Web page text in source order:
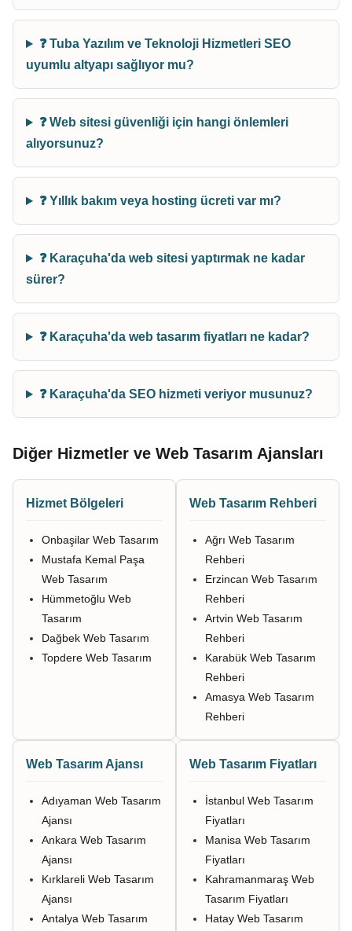
❓ Tuba Yazılım ve Teknoloji Hizmetleri SEO
uyumlu altyapı sağlıyor mu?
❓ Web sitesi güvenliği için hangi önlemleri
alıyorsunuz?
❓ Yıllık bakım veya hosting ücreti var mı?
❓ Karaçuha'da web sitesi yaptırmak ne kadar
sürer?
❓ Karaçuha'da web tasarım fiyatları ne kadar?
❓ Karaçuha'da SEO hizmeti veriyor musunuz?
Diğer Hizmetler ve Web Tasarım Ajansları
Hizmet Bölgeleri
Onbaşilar Web Tasarım
Mustafa Kemal Paşa
Web Tasarım
Hümmetoğlu Web
Tasarım
Dağbek Web Tasarım
Topdere Web Tasarım
Web Tasarım Rehberi
Ağrı Web Tasarım
Rehberi
Erzincan Web Tasarım
Rehberi
Artvin Web Tasarım
Rehberi
Karabük Web Tasarım
Rehberi
Amasya Web Tasarım
Rehberi
Web Tasarım Ajansı
Adıyaman Web Tasarım
Ajansı
Ankara Web Tasarım
Ajansı
Kırklareli Web Tasarım
Ajansı
Antalya Web Tasarım
Web Tasarım Fiyatları
İstanbul Web Tasarım
Fiyatları
Manisa Web Tasarım
Fiyatları
Kahramanmaraş Web
Tasarım Fiyatları
Hatay Web Tasarım